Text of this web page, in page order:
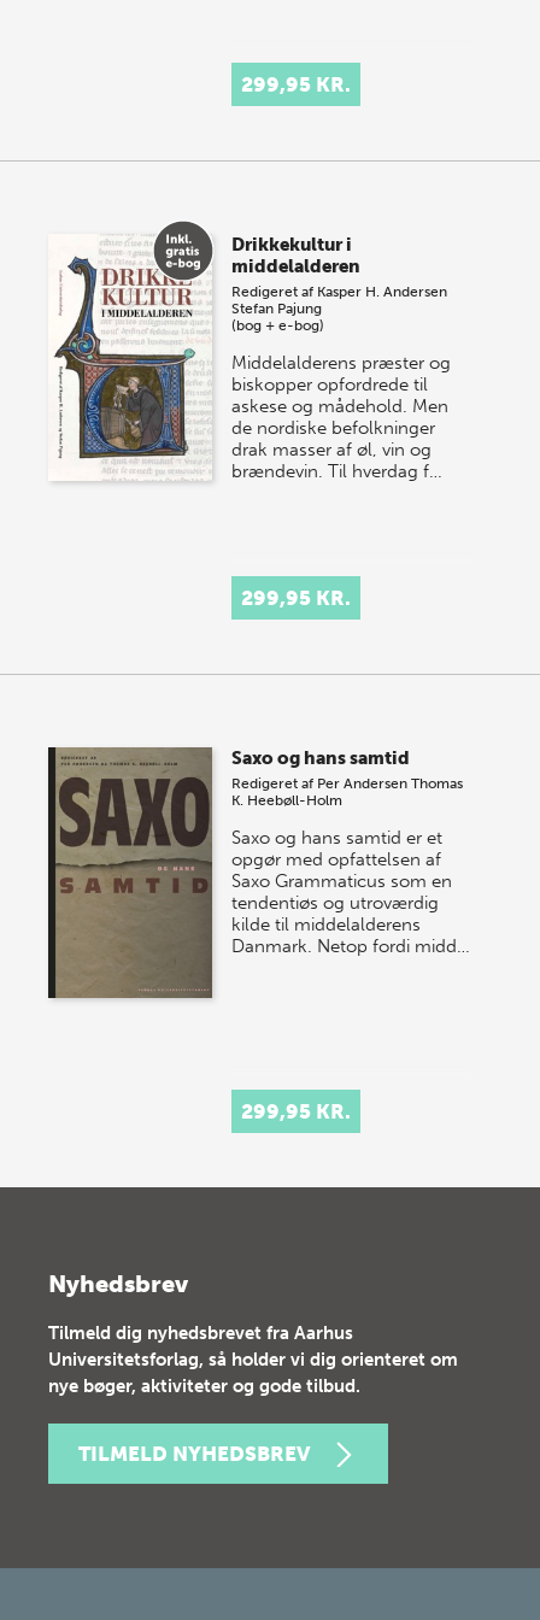
299,95 KR.
Drikkekultur i
middelalderen
Redigeret af Kasper H. Andersen
Stefan Pajung
(bog + e-bog)
Middelalderens præster og
biskopper opfordrede til
askese og mådehold. Men
de nordiske befolkninger
drak masser af øl, vin og
brændevin. Til hverdag f…
299,95 KR.
Saxo og hans samtid
Redigeret af Per Andersen Thomas
K. Heebøll-Holm
Saxo og hans samtid er et
opgør med opfattelsen af
Saxo Grammaticus som en
tendentiøs og utroværdig
kilde til middelalderens
Danmark. Netop fordi midd…
299,95 KR.
Nyhedsbrev
Tilmeld dig nyhedsbrevet fra Aarhus
Universitetsforlag, så holder vi dig orienteret om
nye bøger, aktiviteter og gode tilbud.
TILMELD NYHEDSBREV